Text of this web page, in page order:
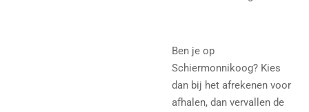
Ben je op
Schiermonnikoog? Kies
dan bij het afrekenen voor
afhalen, dan vervallen de